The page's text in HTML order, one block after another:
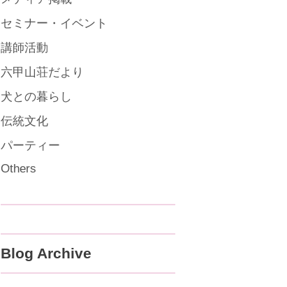
セミナー・イベント
講師活動
六甲山荘だより
犬との暮らし
伝統文化
パーティー
Others
Blog Archive